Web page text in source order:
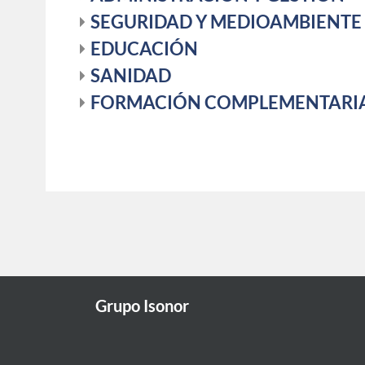
SEGURIDAD Y MEDIOAMBIENTE
EDUCACIÓN
SANIDAD
FORMACIÓN
Grupo Isonor